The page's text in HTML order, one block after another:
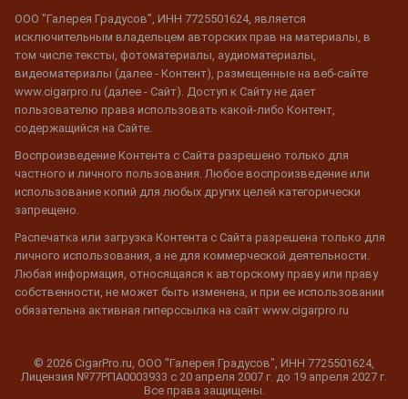
ООО "Галерея Градусов", ИНН 7725501624, является
исключительным владельцем авторских прав на материалы, в
том числе тексты, фотоматериалы, аудиоматериалы,
видеоматериалы (далее - Контент), размещенные на веб-сайте
www.cigarpro.ru (далее - Сайт). Доступ к Сайту не дает
пользователю права использовать какой-либо Контент,
содержащийся на Сайте.
Воспроизведение Контента с Сайта разрешено только для
частного и личного пользования. Любое воспроизведение или
использование копий для любых других целей категорически
запрещено.
Распечатка или загрузка Контента с Сайта разрешена только для
личного использования, а не для коммерческой деятельности.
Любая информация, относящаяся к авторскому праву или праву
собственности, не может быть изменена, и при ее использовании
обязательна активная гиперссылка на сайт www.cigarpro.ru
© 2026 CigarPro.ru, ООО "Галерея Градусов", ИНН 7725501624,
Лицензия №77РПА0003933 c 20 апреля 2007 г. до 19 апреля 2027 г.
Все права защищены.